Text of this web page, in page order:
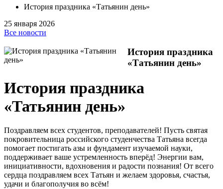
История праздника «Татьянин день»
25 января 2026
Все новости
История праздника
«Татьянин день»
История праздника
«Татьянин день»
Поздравляем всех студентов, преподавателей! Пусть святая
покровительница российского студенчества Татьяна всегда
помогает постигать азы и фундамент изучаемой науки,
поддерживает ваше устремленность вперёд! Энергии вам,
инициативности, вдохновения и радости познания! От всего
сердца поздравляем всех Татьян и желаем здоровья, счастья,
удачи и благополучия во всём!